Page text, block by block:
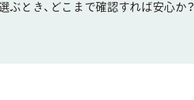
ぶとき、どこまで確認すれば安心か？